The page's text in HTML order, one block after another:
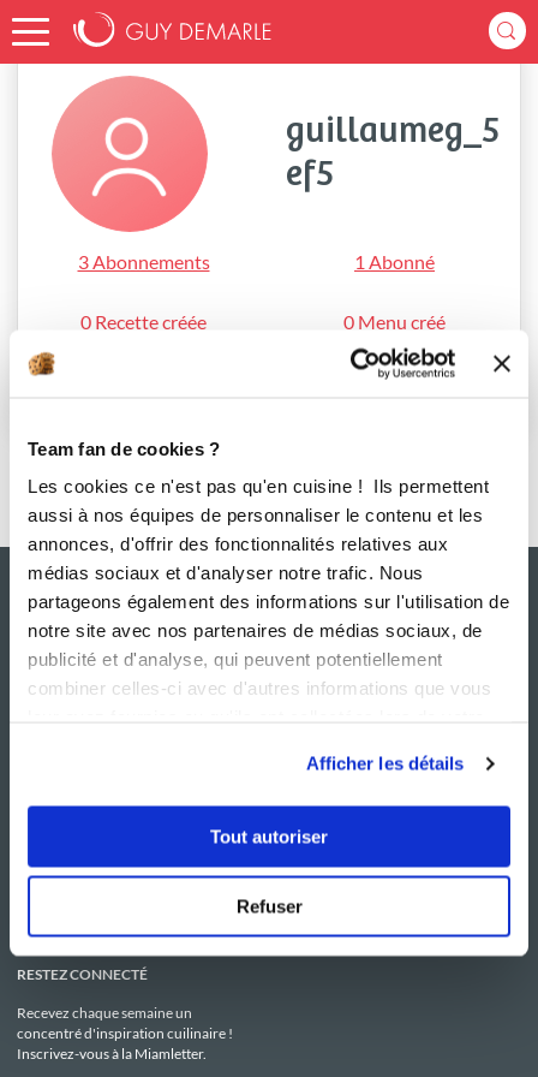
Team fan de cookies ?
Les cookies ce n'est pas qu'en cuisine ! Ils permettent
aussi à nos équipes de personnaliser le contenu et les
annonces, d'offrir des fonctionnalités relatives aux
médias sociaux et d'analyser notre trafic. Nous
partageons également des informations sur l'utilisation de
notre site avec nos partenaires de médias sociaux, de
publicité et d'analyse, qui peuvent potentiellement
combiner celles-ci avec d'autres informations que vous
Afficher les détails
Tout autoriser
Refuser
Accueil guillaumeg_5ef5
guillaumeg_5
ef5
3 Abonnements 1 Abonné
0 Recette créée 0 Menu créé
Le Mag'
Boutique
C.G.U
Politique de confidentialité
Utilisation des Cookies
RESTEZ CONNECTÉ
Recevez chaque semaine un
concentré d'inspiration cuilinaire !
Inscrivez-vous à la Miamletter.